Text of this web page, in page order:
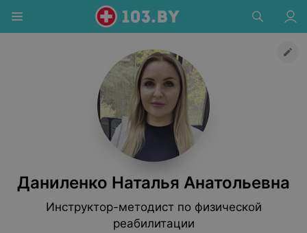
Даниленко Наталья Анатольевна
Инструктор-методист по физической
реабилитации